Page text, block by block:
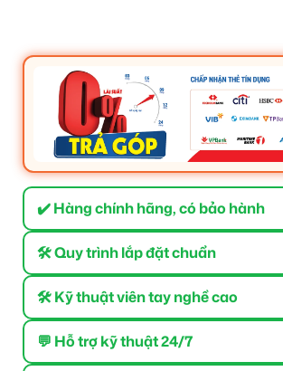
✔️ Hàng chính hãng, có bảo hành
🛠 Quy trình lắp đặt chuẩn
🛠 Kỹ thuật viên tay nghề cao
💬 Hỗ trợ kỹ thuật 24/7